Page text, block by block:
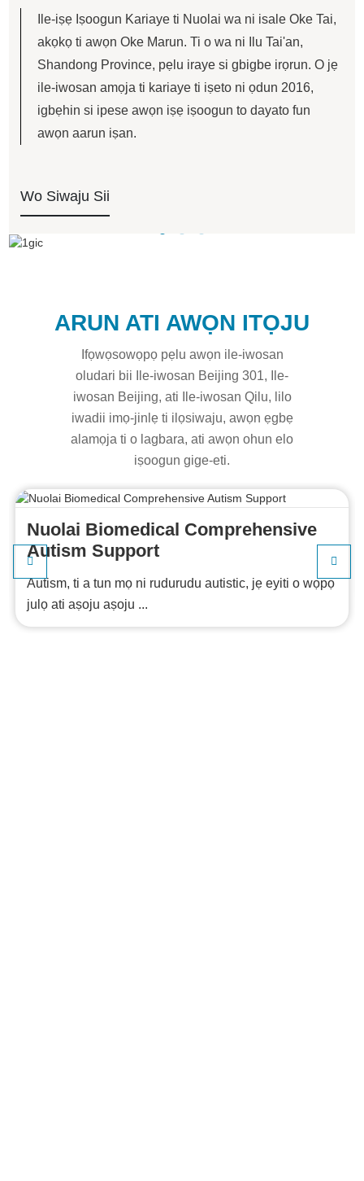
Ile-iṣẹ Iṣoogun Kariaye ti Nuolai wa ni isale Oke Tai,
akọkọ ti awọn Oke Marun. Ti o wa ni Ilu Tai'an,
Shandong Province, pẹlu iraye si gbigbe irọrun. O jẹ
ile-iwosan amọja ti kariaye ti iṣeto ni ọdun 2016,
igbẹhin si ipese awọn iṣẹ iṣoogun to dayato fun
awọn aarun iṣan.
Wo Siwaju Sii
ARUN ATI AWỌN ITỌJU
Ifọwọsowọpọ pẹlu awọn ile-iwosan
oludari bii Ile-iwosan Beijing 301, Ile-
iwosan Beijing, ati Ile-iwosan Qilu, lilo
iwadii imọ-jinlẹ ti ilọsiwaju, awọn ẹgbẹ
alamọja ti o lagbara, ati awọn ohun elo
iṣoogun gige-eti.
Nuolai Biomedical Comprehensive
Autism Support
Autism, ti a tun mọ ni rudurudu autistic, jẹ eyiti o wọpọ
julọ ati aṣoju aṣoju ...